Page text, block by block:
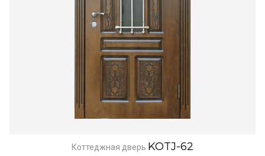
Коттеджная дверь KOTJ-62